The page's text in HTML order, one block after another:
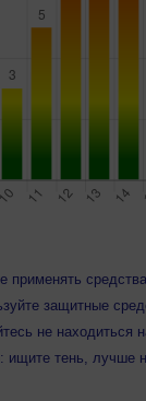
применять
защитные
не
ищите тень, лучше